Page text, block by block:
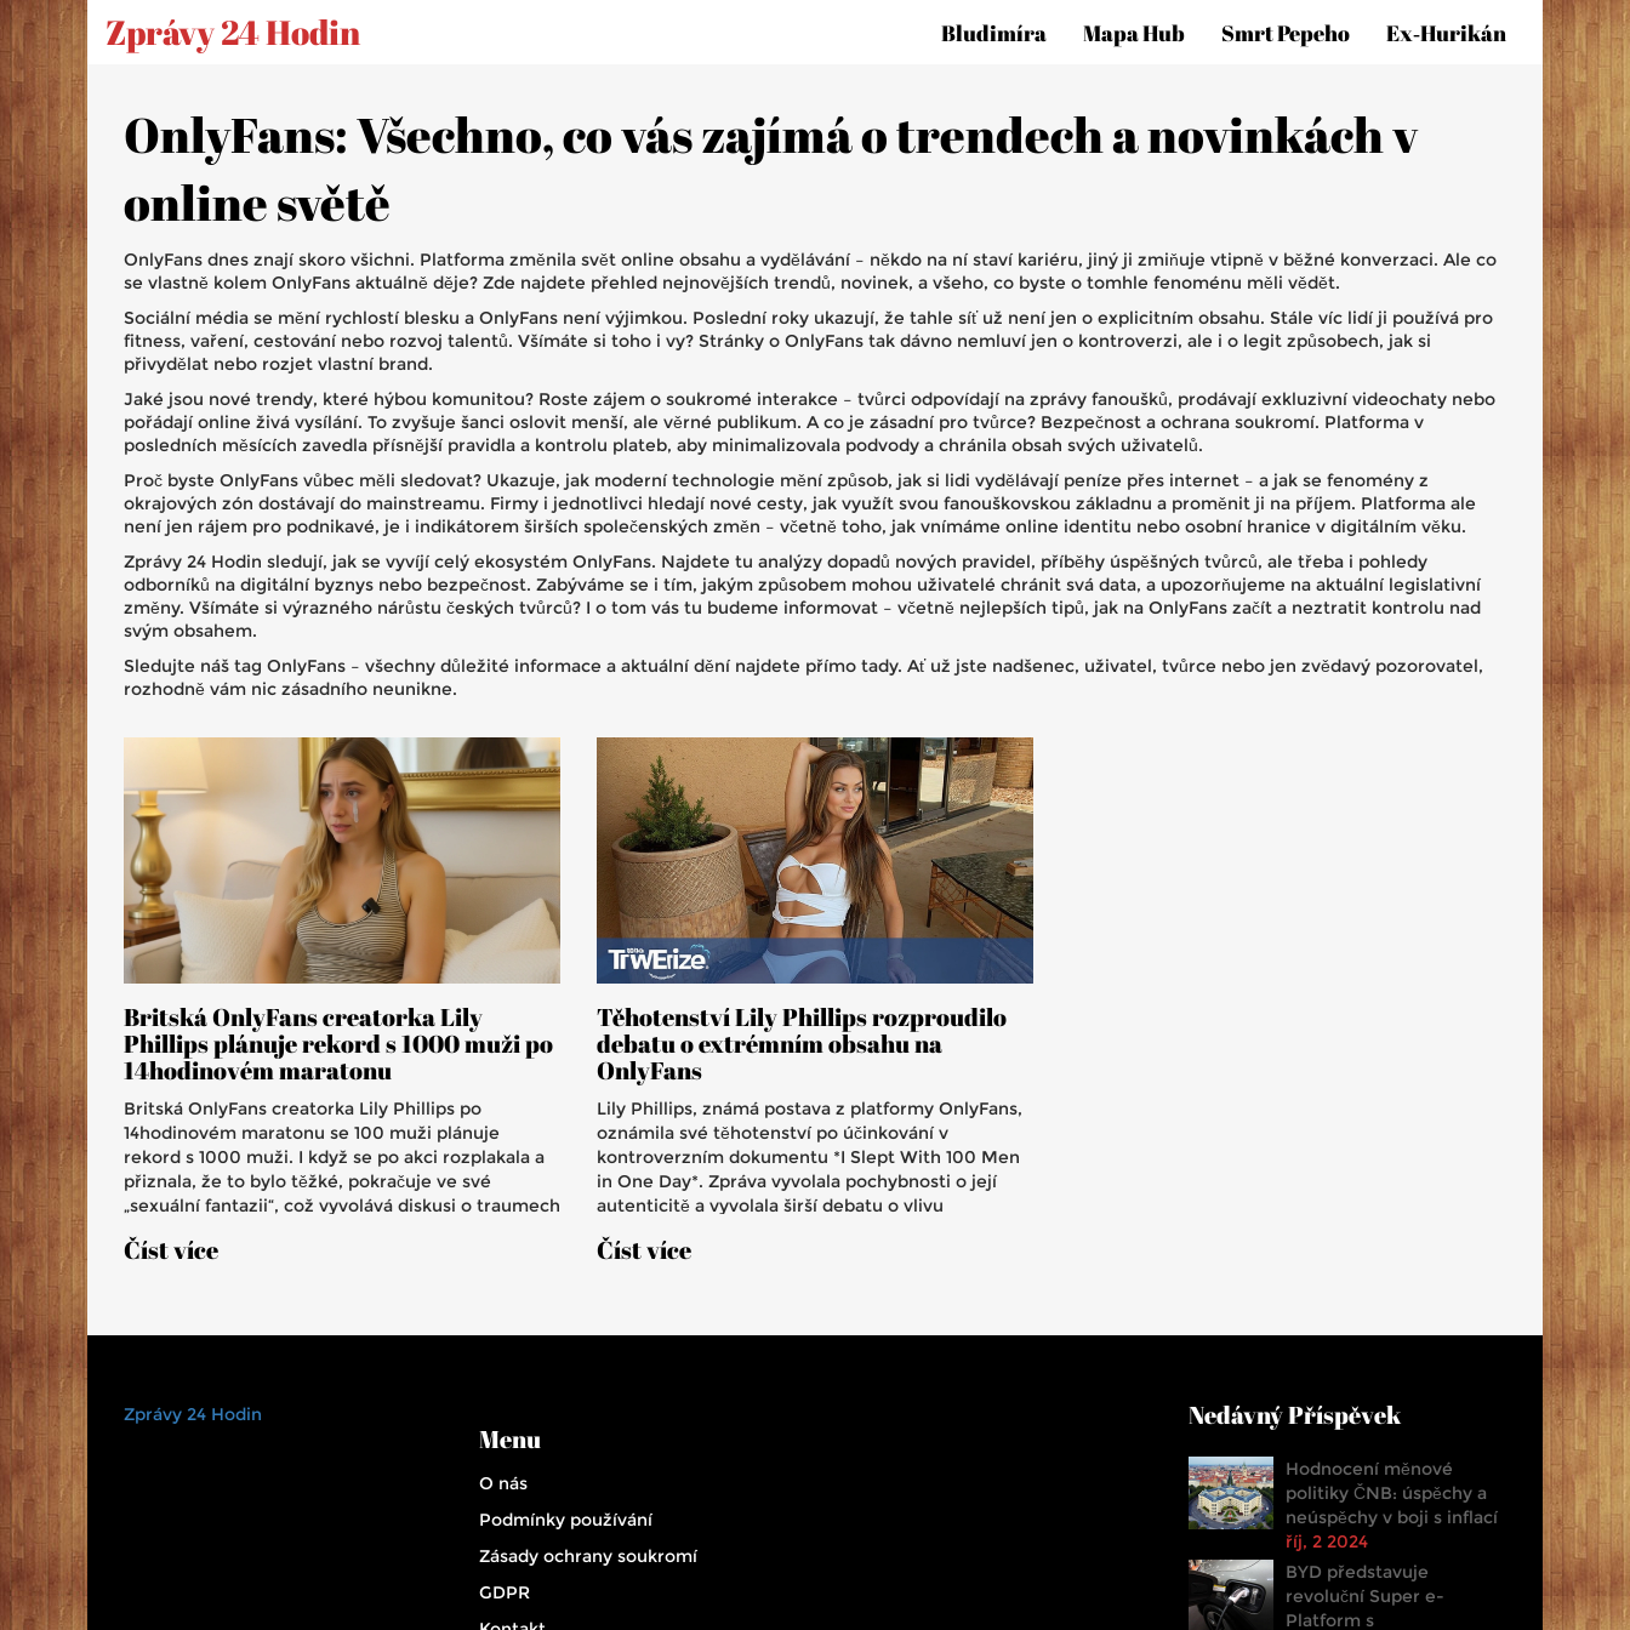
Zprávy 24 Hodin Bludimíra Mapa Hub Smrt Pepeho Ex‑hurikán
OnlyFans: Všechno, co vás zajímá o trendech a novinkách v
online světě
OnlyFans dnes znají skoro všichni. Platforma změnila svět online obsahu a vydělávání – někdo na ní staví kariéru, jiný ji zmiňuje vtipně v běžné konverzaci. Ale co
se vlastně kolem OnlyFans aktuálně děje? Zde najdete přehled nejnovějších trendů, novinek, a všeho, co byste o tomhle fenoménu měli vědět.
Sociální média se mění rychlostí blesku a OnlyFans není výjimkou. Poslední roky ukazují, že tahle síť už není jen o explicitním obsahu. Stále víc lidí ji používá pro
fitness, vaření, cestování nebo rozvoj talentů. Všímáte si toho i vy? Stránky o OnlyFans tak dávno nemluví jen o kontroverzi, ale i o legit způsobech, jak si
přivydělat nebo rozjet vlastní brand.
Jaké jsou nové trendy, které hýbou komunitou? Roste zájem o soukromé interakce – tvůrci odpovídají na zprávy fanoušků, prodávají exkluzivní videochaty nebo
pořádají online živá vysílání. To zvyšuje šanci oslovit menší, ale věrné publikum. A co je zásadní pro tvůrce? Bezpečnost a ochrana soukromí. Platforma v
posledních měsících zavedla přísnější pravidla a kontrolu plateb, aby minimalizovala podvody a chránila obsah svých uživatelů.
Proč byste OnlyFans vůbec měli sledovat? Ukazuje, jak moderní technologie mění způsob, jak si lidi vydělávají peníze přes internet – a jak se fenomény z
okrajových zón dostávají do mainstreamu. Firmy i jednotlivci hledají nové cesty, jak využít svou fanouškovskou základnu a proměnit ji na příjem. Platforma ale
není jen rájem pro podnikavé, je i indikátorem širších společenských změn – včetně toho, jak vnímáme online identitu nebo osobní hranice v digitálním věku.
Zprávy 24 Hodin sledují, jak se vyvíjí celý ekosystém OnlyFans. Najdete tu analýzy dopadů nových pravidel, příběhy úspěšných tvůrců, ale třeba i pohledy
odborníků na digitální byznys nebo bezpečnost. Zabýváme se i tím, jakým způsobem mohou uživatelé chránit svá data, a upozorňujeme na aktuální legislativní
změny. Všímáte si výrazného nárůstu českých tvůrců? I o tom vás tu budeme informovat – včetně nejlepších tipů, jak na OnlyFans začít a neztratit kontrolu nad
svým obsahem.
Sledujte náš tag OnlyFans – všechny důležité informace a aktuální dění najdete přímo tady. Ať už jste nadšenec, uživatel, tvůrce nebo jen zvědavý pozorovatel,
rozhodně vám nic zásadního neunikne.
Britská OnlyFans creatorka Lily
Phillips plánuje rekord s 1000 muži po
14hodinovém maratonu
Britská OnlyFans creatorka Lily Phillips po
14hodinovém maratonu se 100 muži plánuje
rekord s 1000 muži. I když se po akci rozplakala a
přiznala, že to bylo těžké, pokračuje ve své
„sexuální fantazii“, což vyvolává diskusi o traumech
Číst více
Těhotenství Lily Phillips rozproudilo
debatu o extrémním obsahu na
OnlyFans
Lily Phillips, známá postava z platformy OnlyFans,
oznámila své těhotenství po účinkování v
kontroverzním dokumentu *I Slept With 100 Men
in One Day*. Zpráva vyvolala pochybnosti o její
autenticitě a vyvolala širší debatu o vlivu
na tvůrce v digitálním světě.
Číst více
Zprávy 24 Hodin
Menu
O nás
Podmínky používání
Zásady ochrany soukromí
GDPR
Nedávný Příspěvek
Hodnocení měnové
politiky ČNB: úspěchy a
neúspěchy v boji s inflací
říj, 2 2024
BYD představuje
revoluční Super e-
Platform s